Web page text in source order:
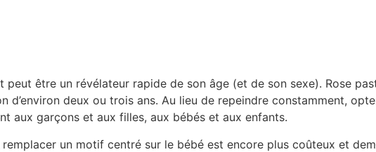
être un révélateur rapide de son âge (et de son sexe). Rose
d’environ deux ou trois ans. Au lieu de repeindre constamment,
aux garçons et aux filles, aux bébés et aux enfants.
un motif centré sur le bébé est encore plus coûteux et